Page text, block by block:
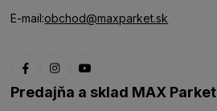
E-mail:obchod@maxparket.sk
Predajňa a sklad MAX Parket